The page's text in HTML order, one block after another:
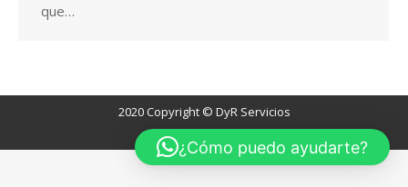
que…
2020 Copyright © DyR Servicios
¿Cómo puedo ayudarte?